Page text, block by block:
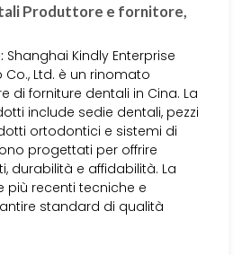
Produttore e fornitore,
Shanghai Kindly Enterprise
Ltd. è un rinomato
di forniture dentali in Cina. La
include sedie dentali, pezzi
ortodontici e sistemi di
progettati per offrire
durabilità e affidabilità. La
più recenti tecniche e
standard di qualità